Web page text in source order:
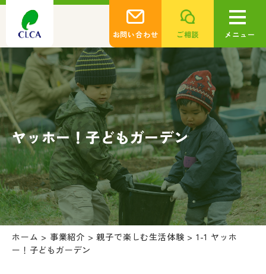
お問い合わせ ご相談 メニュー
ヤッホー！子どもガーデン
ホーム > 事業紹介 >親子で楽しむ生活体験 > 1-1 ヤッホ
ー！子どもガーデン